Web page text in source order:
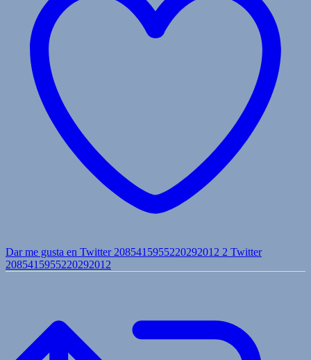
Dar me gusta en Twitter 2085415955220292012 2 Twitter
2085415955220292012